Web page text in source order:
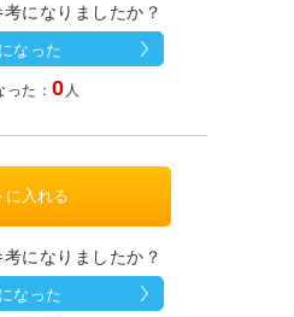
になりましたか？
なった
った：0 人
になりましたか？
なった